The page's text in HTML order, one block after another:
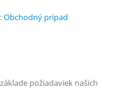
Obchodný prípad
požiadaviek našich